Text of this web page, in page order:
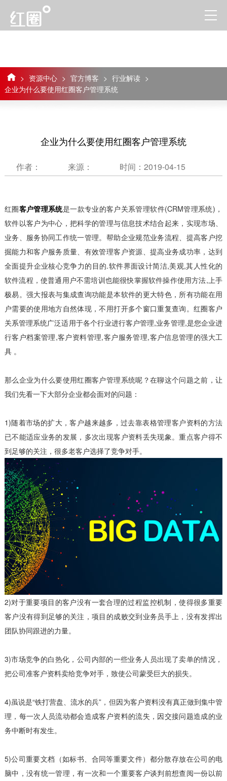
> 资源中心 > 官方博客 > 行业解读 >
企业为什么要使用红圈客户管理系统
企业为什么要使用红圈客户管理系统
作者： 来源： 时间：2019-04-15
红圈客户管理系统是一款专业的客户关系管理软件(CRM管理系统)，
软件以客户为中心，把科学的管理与信息技术结合起来，实现市场、
业务、服务协同工作统一管理。帮助企业规范业务流程、提高客户挖
掘能力和客户服务质量、有效管理客户资源、提高业务成功率，达到
全面提升企业核心竞争力的目的.软件界面设计简洁,美观,其人性化的
软件流程，使普通用户不需培训也能很快掌握软件操作使用方法,上手
极易。强大报表与集成查询功能是本软件的更大特色，所有功能在用
户需要的使用地方自然体现，不用打开多个窗口重复查询。红圈客户
关系管理系统广泛适用于各个行业进行客户管理,业务管理,是您企业进
行客户档案管理,客户资料管理,客户服务管理,客户信息管理的强大工
具 。
那么企业为什么要使用红圈客户管理系统呢？在聊这个问题之前，让
我们先看一下大部分企业都会面对的问题：
1)随着市场的扩大，客户越来越多，过去靠表格管理客户资料的方法
已不能适应业务的发展，多次出现客户资料丢失现象。重点客户得不
到足够的关注，很多老客户选择了竞争对手。
2)对于重要项目的客户没有一套合理的过程监控机制，使得很多重要
客户没有得到足够的关注，项目的成败交到业务员手上，没有发挥出
团队协同跟进的力量。
3)市场竞争的白热化，公司内部的一些业务人员出现了卖单的情况，
把公司准客户资料卖给竞争对手，致使公司蒙受巨大的损失。
4)虽说是“铁打营盘、流水的兵”，但因为客户资料没有真正做到集中管
理，每一次人员流动都会造成客户资料的流失，因交接问题造成的业
务中断时有发生。
5)公司重要文档（如标书、合同等重要文件）都分散存放在公司的电
脑中，没有统一管理，有一次和一个重要客户谈判前想查阅一份以前